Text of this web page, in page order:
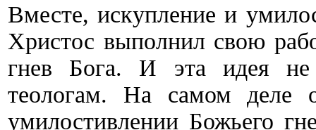
Вместе, искупление и
Христос выполнил свою
гнев Бога. И эта идея
теологам. На самом деле
умилостивлении Божьего